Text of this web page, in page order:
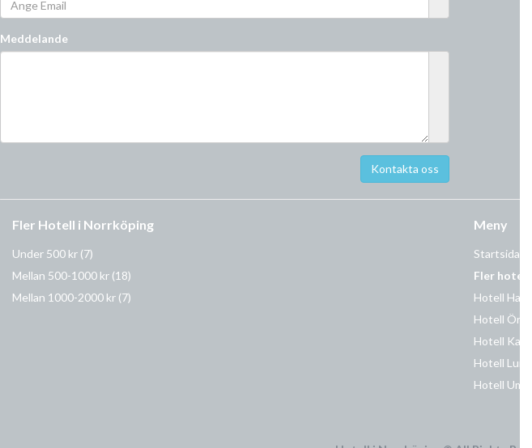
Meddelande
Fler Hotell i Norrköping
Under 500 kr (7)
Mellan 500-1000 kr (18)
Mellan 1000-2000 kr (7)
Meny
Startsida
Fler hotell
Hotell
Hotell
Hotell
Hotell Lund
Hotell